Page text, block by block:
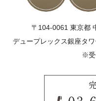
〒104-0061 東京都
デュープレックス銀座タ
※受